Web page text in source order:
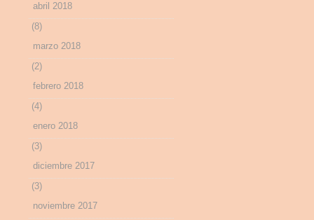
abril 2018
(8)
marzo 2018
(2)
febrero 2018
(4)
enero 2018
(3)
diciembre 2017
(3)
noviembre 2017